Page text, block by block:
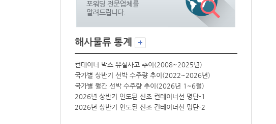
해사물류 통계
컨테이너 박스 유실사고 추이(2008~2025년)
국가별 상반기 선박 수주량 추이(2022~2026년)
국가별 월간 선박 수주량 추이(2026년 1~6월)
2026년 상반기 인도된 신조 컨테이너선 명단-1
2026년 상반기 인도된 신조 컨테이너선 명단-2